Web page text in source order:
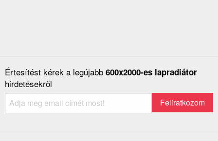
Értesítést kérek a legújabb 600x2000-es lapradiátor
hirdetésekről